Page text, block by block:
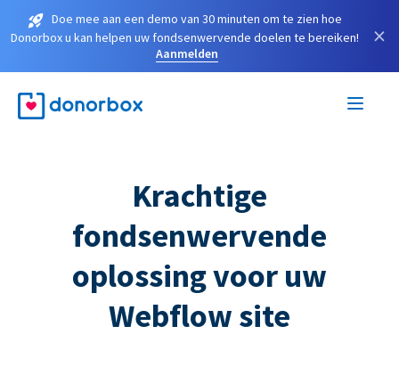
Doe mee aan een demo van 30 minuten om te zien hoe
Donorbox u kan helpen uw fondsenwervende doelen te bereiken!
Aanmelden
×
Krachtige
fondsenwervende
oplossing voor uw
Webflow site